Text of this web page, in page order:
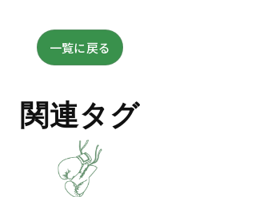
一覧に戻る
関連タグ